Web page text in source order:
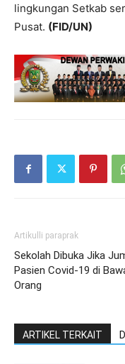
lingkungan Setkab
Pusat. (FID/UN)
Artikulli paraprak
Sekolah Dibuka Jika
Pasien Covid-19 di
Orang
ARTIKEL TERKAIT